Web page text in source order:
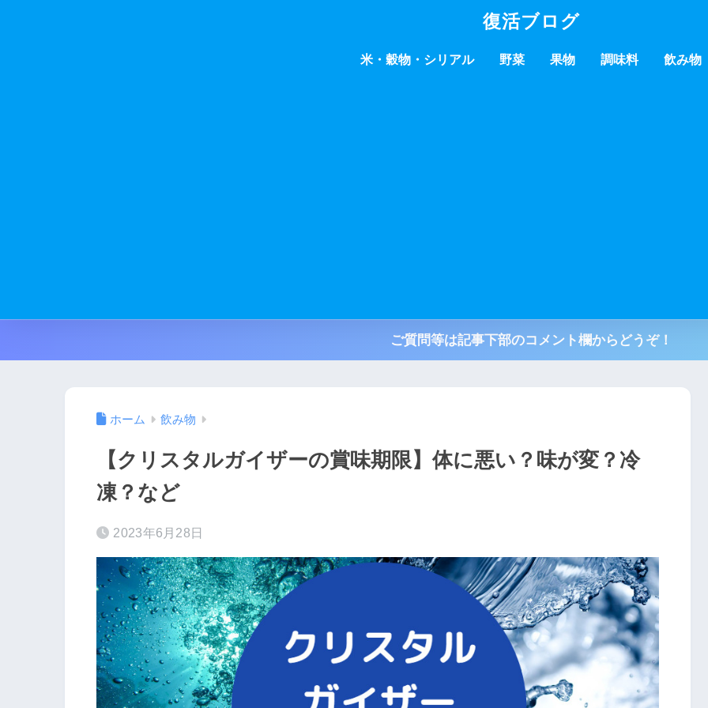
復活ブログ
米・穀物・シリアル 野菜 果物 調味料 飲み物
ご質問等は記事下部のコメント欄からどうぞ！
ホーム 飲み物
【クリスタルガイザーの賞味期限】体に悪い？味が変？冷
凍？など
2023年6月28日